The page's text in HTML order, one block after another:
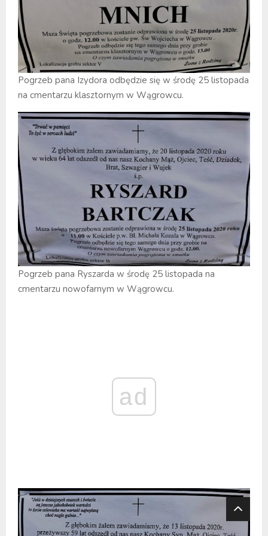
Pogrzeb pana Izydora odbędzie się w środę 25 listopada
na cmentarzu klasztornym w Wągrowcu.
Pogrzeb pana Ryszarda w środę 25 listopada na
cmentarzu nowofarnym w Wągrowcu.
ad